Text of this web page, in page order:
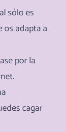
sólo es
adapta a
por la
cagar